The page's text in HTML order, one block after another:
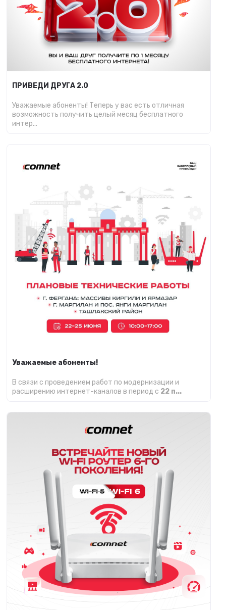
ПРИВЕДИ ДРУГА 2.0
Уважаемые абоненты! Теперь у вас есть отличная
возможность получить целый месяц бесплатного
интер...
Уважаемые абоненты!
В связи с проведением работ по модернизации и
расширению интернет-каналов в период с 22 п...